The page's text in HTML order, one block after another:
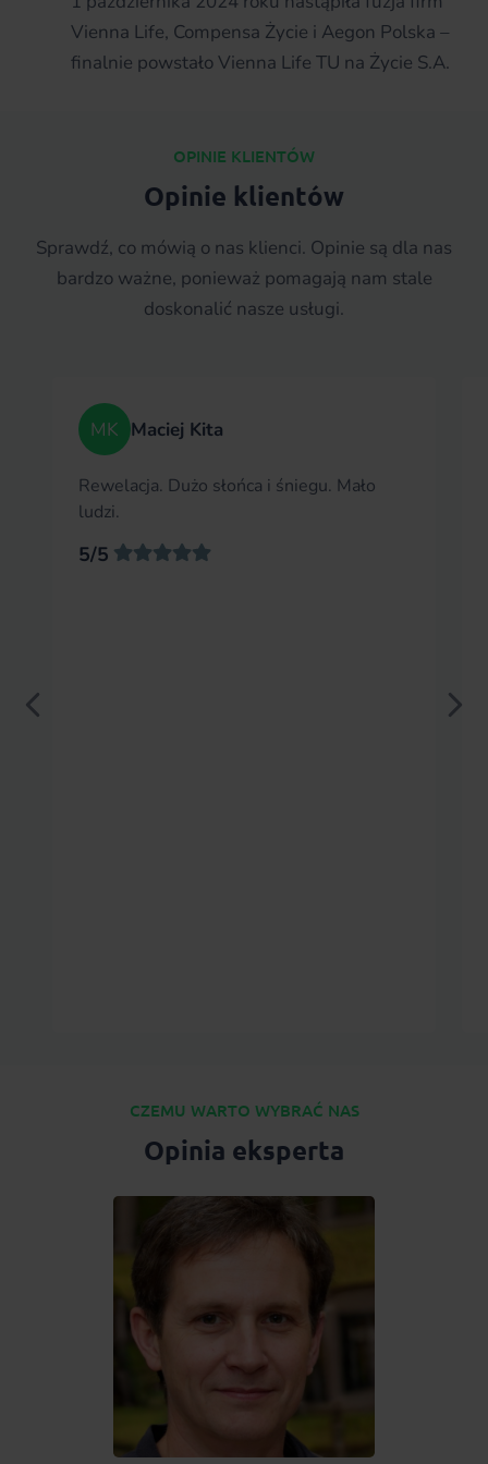
Vienna Life, Compensa Życie i Aegon Polska –
finalnie powstało Vienna Life TU na Życie S.A.
OPINIE KLIENTÓW
Opinie klientów
Sprawdź, co mówią o nas klienci. Opinie są dla nas
bardzo ważne, ponieważ pomagają nam stale
doskonalić nasze usługi.
MK Maciej Kita
Rewelacja. Dużo słońca i śniegu. Mało
ludzi.
5/5
CZEMU WARTO WYBRAĆ NAS
Opinia eksperta